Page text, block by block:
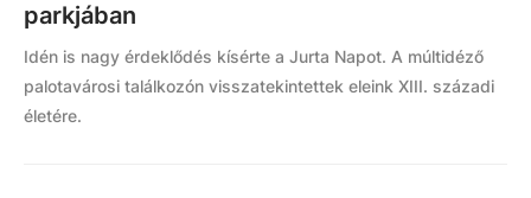
parkjában
Idén is nagy érdeklődés kísérte a Jurta Napot. A múltidéző
palotavárosi találkozón visszatekintettek eleink XIII. századi
életére.